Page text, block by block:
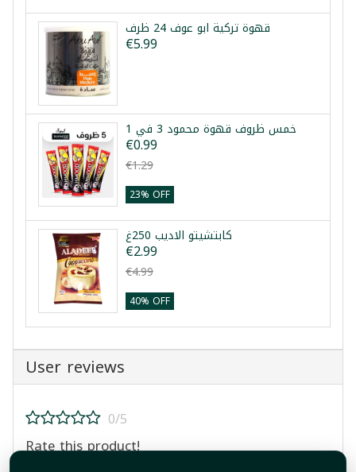
قهوة تركية ابو عوف 24 ظرف
€5.99
خمس ظروف قهوة محمود 3 في 1
€0.99
€1.29
23% OFF
كابتشيتو الاديب 250غ
€2.99
€4.99
40% OFF
User reviews
0/5
Rate this product!